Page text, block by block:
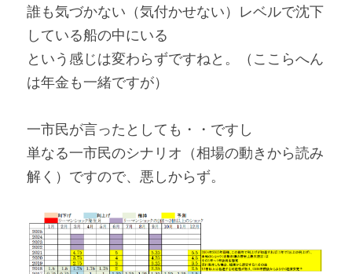
誰も気づかない（気付かせない）レベルで沈下
している船の中にいる
という感じは変わらずですねと。（ここらへん
は年金も一緒ですが）
一市民が言ったとしても・・ですし
単なる一市民のシナリオ（相場の動きから読み
解く）ですので、悪しからず。